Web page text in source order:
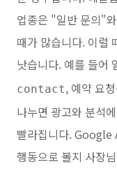
업종은 "일반 문의"
때가 많습니다. 이럴
낫습니다. 예를 들어
contact, 예약 요
나누면 광고와 분석
빨라집니다. Google
행동으로 볼지 사장